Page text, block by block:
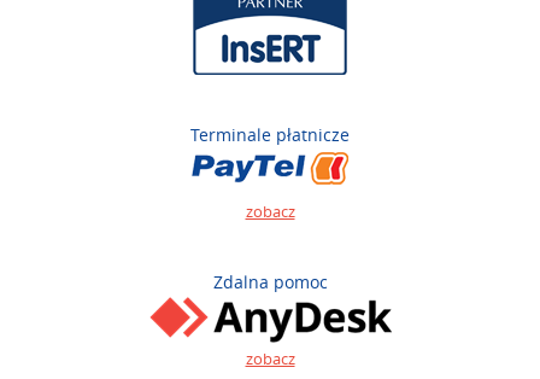
Terminale płatnicze
zobacz
Zdalna pomoc
zobacz